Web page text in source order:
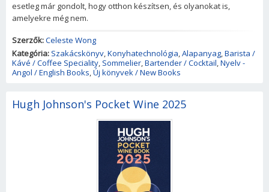
esetleg már gondolt, hogy otthon készítsen, és olyanokat is,
amelyekre még nem.
Szerzők:Celeste Wong
Kategória: Szakácskönyv,Konyhatechnológia,Alapanyag,Barista /
Kávé / Coffee Speciality, Sommelier,Bartender / Cocktail,Nyelv -
Angol / English Books,Új könyvek / New Books
Hugh Johnson's Pocket Wine 2025